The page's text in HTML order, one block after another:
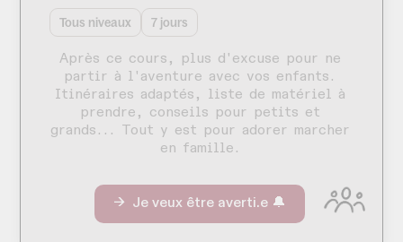
Tous niveaux 7 jours
Après ce cours, plus d'excuse pour ne
partir à l'aventure avec vos enfants.
Itinéraires adaptés, liste de matériel à
prendre, conseils pour petits et
grands... Tout y est pour adorer marcher
en famille.
→ Je veux être averti.e 🔔